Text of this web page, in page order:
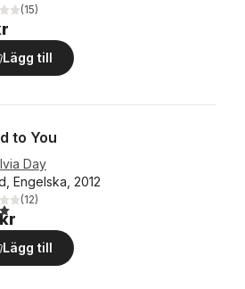
5 stjärnor. Totalt antal röster:
(15)
Lägg till
to You
Day
Engelska, 2012
5 stjärnor. Totalt antal röster:
(12)
Lägg till